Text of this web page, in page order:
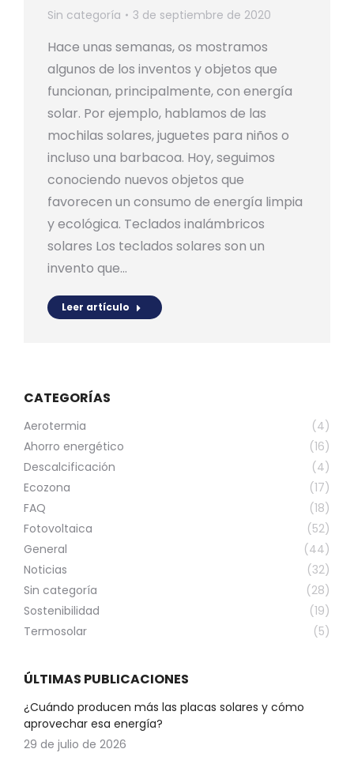
Sin categoría 3 de septiembre de 2020
Hace unas semanas, os mostramos
algunos de los inventos y objetos que
funcionan, principalmente, con energía
solar. Por ejemplo, hablamos de las
mochilas solares, juguetes para niños o
incluso una barbacoa. Hoy, seguimos
conociendo nuevos objetos que
favorecen un consumo de energía limpia
y ecológica. Teclados inalámbricos
solares Los teclados solares son un
invento que…
Leer artículo
CATEGORÍAS
Aerotermia
(4)
Ahorro energético
(16)
Descalcificación
(4)
Ecozona
(17)
FAQ
(18)
Fotovoltaica
(52)
General
(44)
Noticias
(32)
Sin categoría
(28)
Sostenibilidad
(19)
Termosolar
(5)
ÚLTIMAS PUBLICACIONES
¿Cuándo producen más las placas solares y cómo
aprovechar esa energía?
29 de julio de 2026